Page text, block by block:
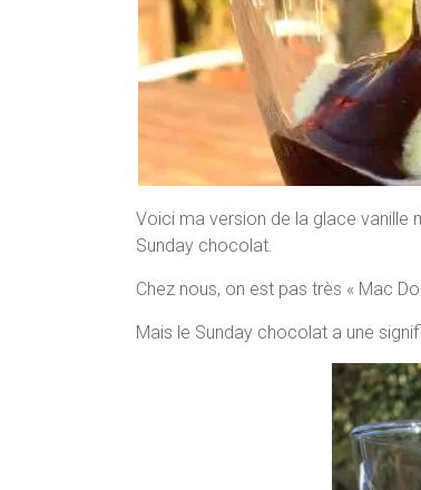
Voici ma version de la glace vanille
Sunday chocolat.
Chez nous, on est pas très « Mac
Mais le Sunday chocolat a une